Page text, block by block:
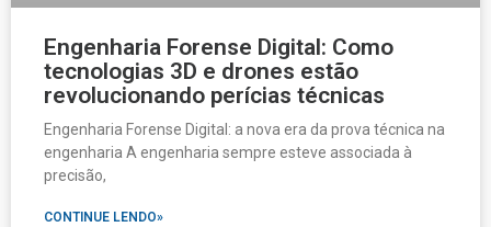
Engenharia Forense Digital: Como
tecnologias 3D e drones estão
revolucionando perícias técnicas
Engenharia Forense Digital: a nova era da prova técnica na
engenharia A engenharia sempre esteve associada à
precisão,
CONTINUE LENDO»